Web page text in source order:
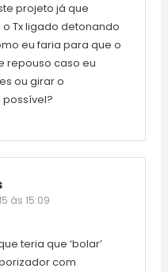
projeto já que
Tx ligado detonando
eu faria para que o
repouso caso eu
ou girar o
às 15:09
teria que ‘bolar’
com